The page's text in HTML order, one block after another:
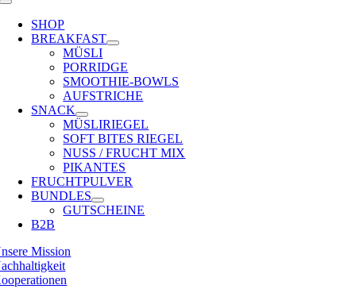
Toggle
Navigation
SHOP
BREAKFAST
MÜSLI
PORRIDGE
SMOOTHIE-BOWLS
AUFSTRICHE
SNACK
MÜSLIRIEGEL
SOFT BITES RIEGEL
NUSS / FRUCHT MIX
PIKANTES
FRUCHTPULVER
BUNDLES
GUTSCHEINE
B2B
Mission